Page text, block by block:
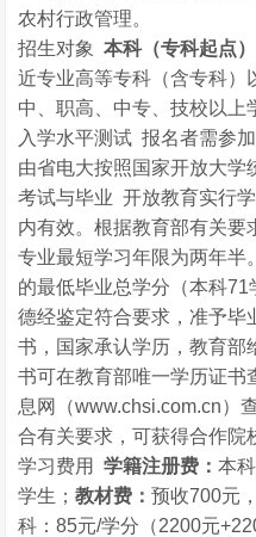
农村行政管理。
招生对象本科（专科起点
近专业高等专科（含专科）
中、职高、中专、技校以上
入学水平测试 报名者需参
由省电大按照国家开放大学
考试与毕业 开放教育实行
内有效。根据教育部有关要
专业最短学习年限为两年半
的最低毕业总学分（本科
德经鉴定符合要求，准予毕
书，国家承认学历，教育部
书可在教育部唯一学历证
息网（www.chsi.com.cn）
合有关要求，可获得合作院
学习费用学籍注册费：本
学生；教材费：预收700元
科：85元/学分（2200元